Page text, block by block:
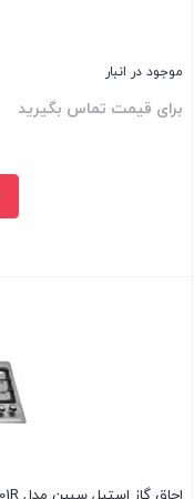
موجود در انبار
برای قیمت تماس بگیرید